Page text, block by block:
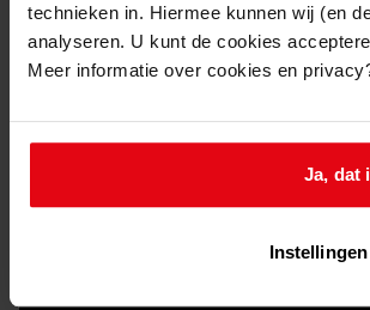
technieken in. Hiermee kunnen wij (en
analyseren. U kunt de cookies
Meer informatie over cookies en
Ja, dat